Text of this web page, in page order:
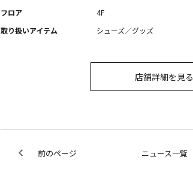
フロア
4F
取り扱いアイテム
シューズ／グッズ
店舗詳細を見る
前のページ ニュース一覧